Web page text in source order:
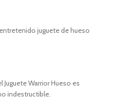
juguete de hueso
Warrior Hueso es
indestructible.